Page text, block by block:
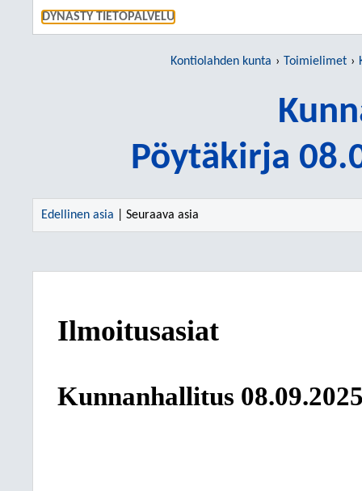
DYNASTY TIETOPALVELU
Kontiolahden kunta Toimielimet
Pöytäkirja
Edellinen asia | Seuraava asia
Ilmoitusasiat
Kunnanhallitus